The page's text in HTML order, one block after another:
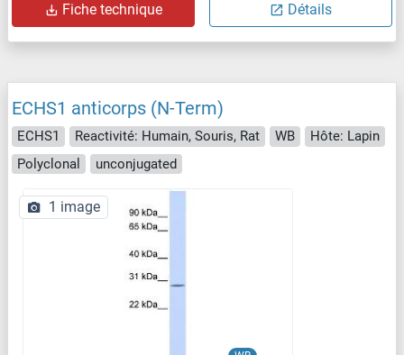
Fiche technique Détails
ECHS1 anticorps (N-Term)
ECHS1 Reactivité: Humain, Souris, Rat WB
Hôte: Lapin
Polyclonal
unconjugated
1 image